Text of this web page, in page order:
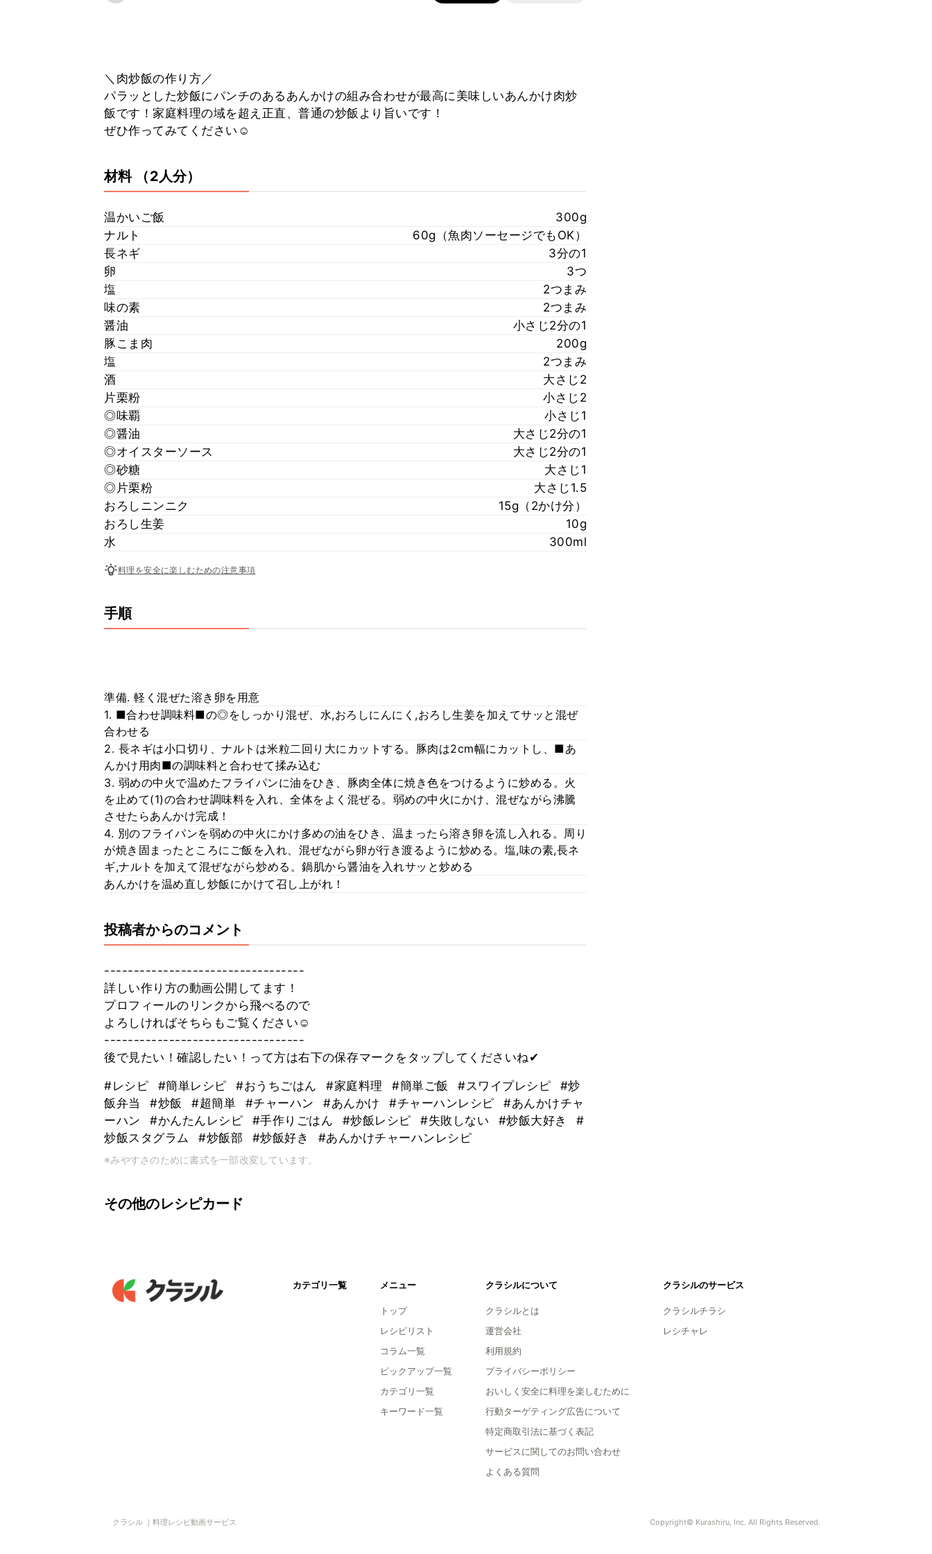
＼肉炒飯の作り方／
パラッとした炒飯にパンチのあるあんかけの組み合わせが最高に美味しいあんかけ肉炒
飯です！家庭料理の域を超え正直、普通の炒飯より旨いです！
ぜひ作ってみてください☺️
材料 （2人分）
温かいご飯
300g
ナルト
60g（魚肉ソーセージでもOK）
長ネギ
3分の1
卵
3つ
塩
2つまみ
味の素
2つまみ
醤油
小さじ2分の1
豚こま肉
200g
塩
2つまみ
酒
大さじ2
片栗粉
小さじ2
◎味覇
小さじ1
◎醤油
大さじ2分の1
◎オイスターソース
大さじ2分の1
◎砂糖
大さじ1
◎片栗粉
大さじ1.5
おろしニンニク
15g（2かけ分）
おろし生姜
10g
水
300ml
料理を安全に楽しむための注意事項
手順
準備. 軽く混ぜた溶き卵を用意
1. ■合わせ調味料■の◎をしっかり混ぜ、水,おろしにんにく,おろし生姜を加えてサッと混ぜ
合わせる
2. 長ネギは小口切り、ナルトは米粒二回り大にカットする。豚肉は2cm幅にカットし、■あ
んかけ用肉■の調味料と合わせて揉み込む
3. 弱めの中火で温めたフライパンに油をひき、豚肉全体に焼き色をつけるように炒める。火
を止めて(1)の合わせ調味料を入れ、全体をよく混ぜる。弱めの中火にかけ、混ぜながら沸騰
させたらあんかけ完成！
4. 別のフライパンを弱めの中火にかけ多めの油をひき、温まったら溶き卵を流し入れる。周り
が焼き固まったところにご飯を入れ、混ぜながら卵が行き渡るように炒める。塩,味の素,長ネ
ギ,ナルトを加えて混ぜながら炒める。鍋肌から醤油を入れサッと炒める
あんかけを温め直し炒飯にかけて召し上がれ！
投稿者からのコメント
----------------------------------
詳しい作り方の動画公開してます！
プロフィールのリンクから飛べるので
よろしければそちらもご覧ください☺
----------------------------------
後で見たい！確認したい！って方は右下の保存マークをタップしてくださいね✔
#レシピ #簡単レシピ #おうちごはん #家庭料理 #簡単ご飯 #スワイプレシピ
#炒
飯弁当
#炒飯 #超簡単 #チャーハン #あんかけ #チャーハンレシピ
#あんかけチャ
ーハン
#かんたんレシピ #手作りごはん #炒飯レシピ #失敗しない #炒飯大好き
#
炒飯スタグラム
#炒飯部 #炒飯好き #あんかけチャーハンレシピ
※みやすさのために書式を一部改変しています。
その他のレシピカード
カテゴリ一覧 メニュー
トップ
レシピリスト
コラム一覧
ピックアップ一覧
カテゴリ一覧
キーワード一覧
クラシルについて
クラシルとは
運営会社
利用規約
プライバシーポリシー
おいしく安全に料理を楽しむために
行動ターゲティング広告について
特定商取引法に基づく表記
サービスに関してのお問い合わせ
よくある質問
クラシルのサービス
クラシルチラシ
レシチャレ
クラシル ｜料理レシピ動画サービス Copyright© Kurashiru, Inc. All Rights Reserved.